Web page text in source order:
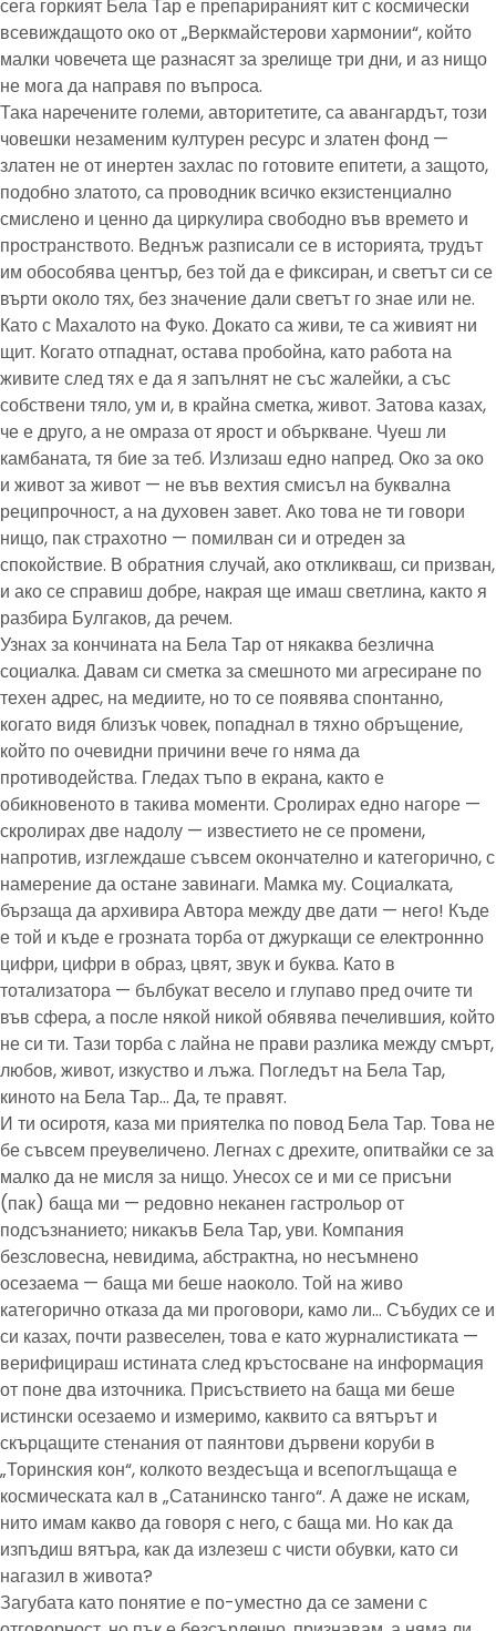
сега горкият Бела Тар е препарираният кит с космически
всевиждащото око от „Веркмайстерови хармонии“, който
малки човечета ще разнасят за зрелище три дни, и аз нищо
не мога да направя по въпроса.
Така наречените големи, авторитетите, са авангардът, този
човешки незаменим културен ресурс и златен фонд —
златен не от инертен захлас по готовите епитети, а защото,
подобно златото, са проводник всичко екзистенциално
смислено и ценно да циркулира свободно във времето и
пространството. Веднъж разписали се в историята, трудът
им обособява център, без той да е фиксиран, и светът си се
върти около тях, без значение дали светът го знае или не.
Като с Махалото на Фуко. Докато са живи, те са живият ни
щит. Когато отпаднат, остава пробойна, като работа на
живите след тях е да я запълнят не със жалейки, а със
собствени тяло, ум и, в крайна сметка, живот. Затова казах,
че е друго, а не омраза от ярост и объркване. Чуеш ли
камбаната, тя бие за теб. Излизаш едно напред. Око за око
и живот за живот — не във вехтия смисъл на буквална
реципрочност, а на духовен завет. Ако това не ти говори
нищо, пак страхотно — помилван си и отреден за
спокойствие. В обратния случай, ако откликваш, си призван,
и ако се справиш добре, накрая ще имаш светлина, както я
разбира Булгаков, да речем.
Узнах за кончината на Бела Тар от някаква безлична
социалка. Давам си сметка за смешното ми агресиране по
техен адрес, на медиите, но то се появява спонтанно,
когато видя близък човек, попаднал в тяхно обръщение,
който по очевидни причини вече го няма да
противодейства. Гледах тъпо в екрана, както е
обикновеното в такива моменти. Сролирах едно нагоре —
скролирах две надолу — известието не се промени,
напротив, изглеждаше съвсем окончателно и категорично, с
намерение да остане завинаги. Мамка му. Социалката,
бързаща да архивира Автора между две дати — него! Къде
е той и къде е грозната торба от джуркащи се електроннно
цифри, цифри в образ, цвят, звук и буква. Като в
тотализатора — бълбукат весело и глупаво пред очите ти
във сфера, а после някой никой обявява печелившия, който
не си ти. Тази торба с лайна не прави разлика между смърт,
любов, живот, изкуство и лъжа. Погледът на Бела Тар,
киното на Бела Тар… Да, те правят.
И ти осиротя, каза ми приятелка по повод Бела Тар. Това не
бе съвсем преувеличено. Легнах с дрехите, опитвайки се за
малко да не мисля за нищо. Унесох се и ми се присъни
(пак) баща ми — редовно неканен гастрольор от
подсъзнанието; никакъв Бела Тар, уви. Компания
безсловесна, невидима, абстрактна, но несъмнено
осезаема — баща ми беше наоколо. Той на живо
категорично отказа да ми проговори, камо ли… Събудих се и
си казах, почти развеселен, това е като журналистиката —
верифицираш истината след кръстосване на информация
от поне два източника. Присъствието на баща ми беше
истински осезаемо и измеримо, каквито са вятърът и
скърцащите стенания от паянтови дървени коруби в
„Торинския кон“, колкото вездесъща и всепоглъщаща е
космическата кал в „Сатанинско танго“. А даже не искам,
нито имам какво да говоря с него, с баща ми. Но как да
изпъдиш вятъра, как да излезеш с чисти обувки, като си
нагазил в живота?
Загубата като понятие е по-уместно да се замени с